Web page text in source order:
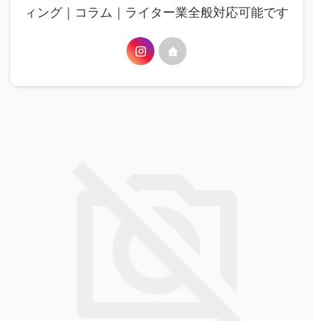
ィング｜コラム｜ライター業全般対応可能です